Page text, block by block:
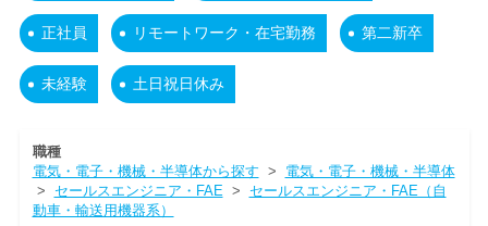
正社員 リモートワーク・在宅勤務 第二新卒
未経験 土日祝日休み
職種
電気・電子・機械・半導体から探す > 電気・電子・機械・半導体
> セールスエンジニア・FAE> セールスエンジニア・FAE（自
動車・輸送用機器系）